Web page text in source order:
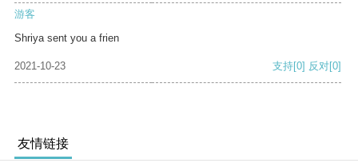
游客
Shriya sent you a frien
2021-10-23 支持[0] 反对[0]
友情链接